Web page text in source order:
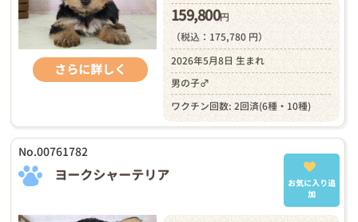
さらに詳しく
159,800円
（税込：175,780 円）
2026年5月8日 生まれ
男の子♂
ワクチン回数: 2回済(6種・10種)
No.00761782
ヨークシャーテリア
お気に入り追
加